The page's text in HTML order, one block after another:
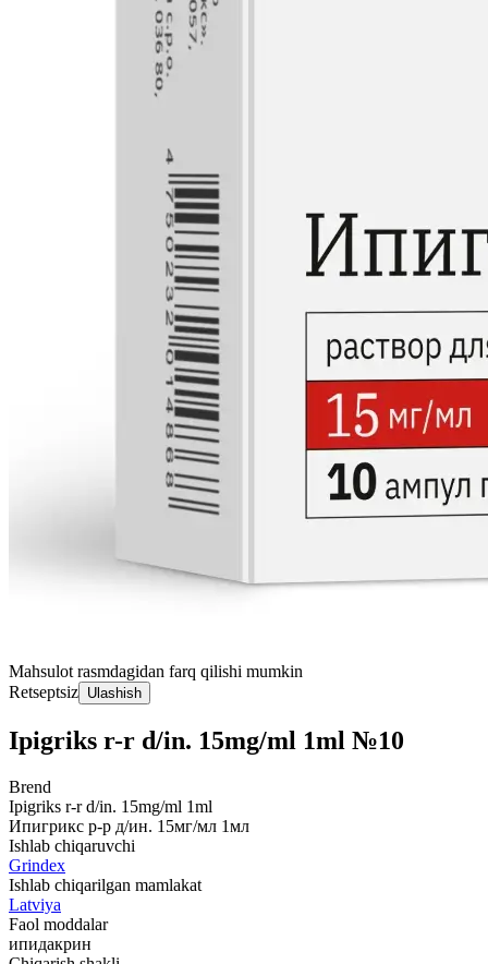
Mahsulot rasmdagidan farq qilishi mumkin
Retseptsiz Ulashish
Ipigriks r-r d/in. 15mg/ml 1ml №10
Brend
Ipigriks r-r d/in. 15mg/ml 1ml
Ипигрикс р-р д/ин. 15мг/мл 1мл
Ishlab chiqaruvchi
Grindex
Ishlab chiqarilgan mamlakat
Latviya
Faol moddalar
ипидакрин